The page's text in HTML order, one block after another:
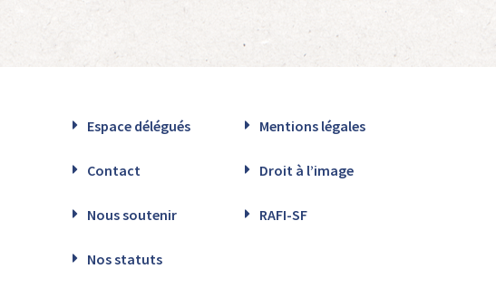
Espace délégués Mentions légales
Contact Droit à l’image
Nous soutenir RAFI-SF
Nos statuts